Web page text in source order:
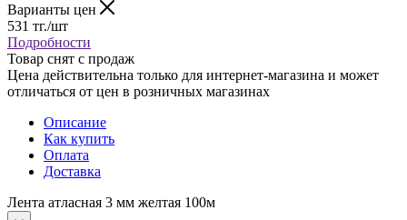
Варианты цен
531 тг./шт
Подробности
Товар снят с продаж
Цена действительна только для интернет-магазина и может
отличаться от цен в розничных магазинах
Описание
Как купить
Оплата
Доставка
Лента атласная 3 мм желтая 100м